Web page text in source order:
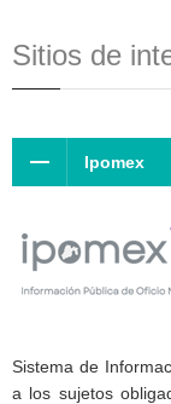
Sitios de
Ipomex
Sistema de
a los sujetos